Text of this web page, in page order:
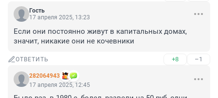
Гость
17 апреля 2025, 13:23
Если они постоянно живут в капитальных домах,
значит, никакие они не кочевники
ОТВЕТИТЬ +8 –1
282064943
17 апреля 2025, 12:45